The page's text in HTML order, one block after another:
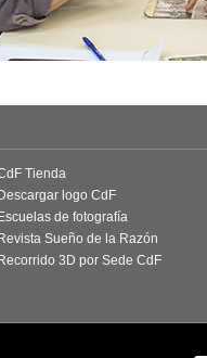
Tienda
Descargar logo CdF
Escuelas de fotografía
Revista Sueño de la Razón
Recorrido 3D por Sede CdF